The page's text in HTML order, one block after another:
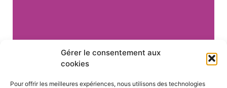
Gérer le consentement aux
cookies
Pour offrir les meilleures expériences, nous utilisons des technologies